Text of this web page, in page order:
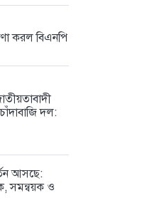
করল বিএনপি
দল:
আসছে:
সমন্বয়ক ও